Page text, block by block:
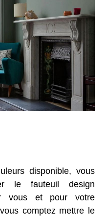
disponible, vous
le fauteuil design
vous et pour votre
comptez mettre le